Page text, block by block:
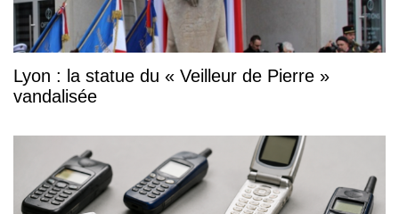
Lyon : la statue du « Veilleur de Pierre »
vandalisée